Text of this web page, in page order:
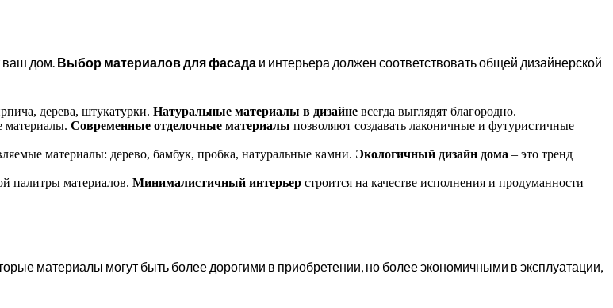
ваш дом. Выбор материалов для фасада и интерьера должен соответствовать общей дизайнерской
дерева, штукатурки. Натуральные материалы в дизайне всегда выглядят благородно.
материалы. Современные отделочные материалы позволяют создавать лаконичные и футуристичные
материалы: дерево, бамбук, пробка, натуральные камни. Экологичный дизайн дома – это тренд
палитры материалов. Минималистичный интерьер строится на качестве исполнения и продуманности
материалы могут быть более дорогими в приобретении, но более экономичными в эксплуатации,